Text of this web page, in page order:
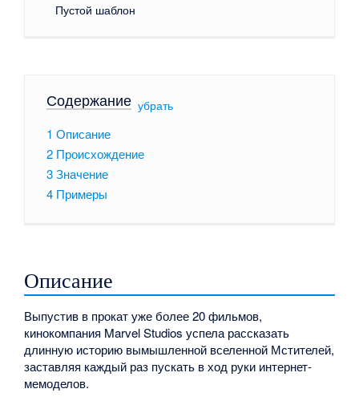
Пустой шаблон
Содержание[ убрать]
1 Описание
2 Происхождение
3Значение
4 Примеры
Описание
Выпустив в прокат уже более 20 фильмов,
кинокомпания Marvel Studios успела рассказать
длинную историю вымышленной вселенной Мстителей,
заставляя каждый раз пускать в ход руки интернет-
мемоделов.